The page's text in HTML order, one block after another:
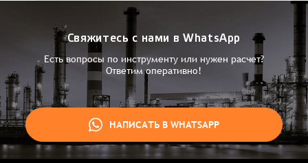
Свяжитесь с нами в WhatsApp
Есть вопросы по инструменту или нужен расчет?
Ответим оперативно!
НАПИСАТЬ В WHATSAPP